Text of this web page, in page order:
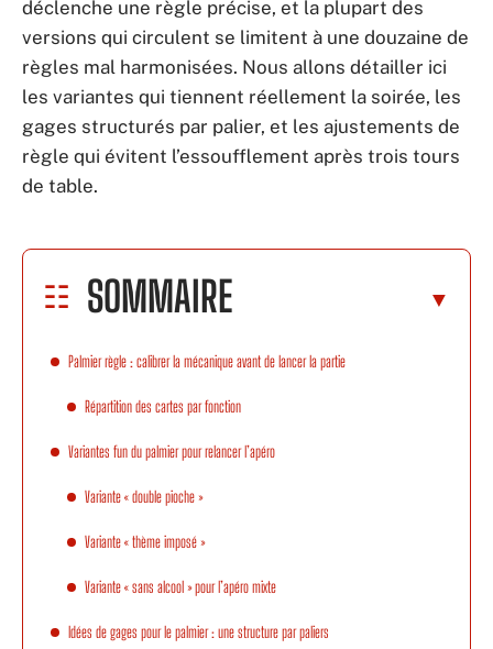
déclenche une règle précise, et la plupart des
versions qui circulent se limitent à une douzaine de
règles mal harmonisées. Nous allons détailler ici
les variantes qui tiennent réellement la soirée, les
gages structurés par palier, et les ajustements de
règle qui évitent l’essoufflement après trois tours
de table.
SOMMAIRE
Palmier règle : calibrer la mécanique avant de lancer la partie
Répartition des cartes par fonction
Variantes fun du palmier pour relancer l’apéro
Variante « double pioche »
Variante « thème imposé »
Variante « sans alcool » pour l’apéro mixte
Idées de gages pour le palmier : une structure par paliers